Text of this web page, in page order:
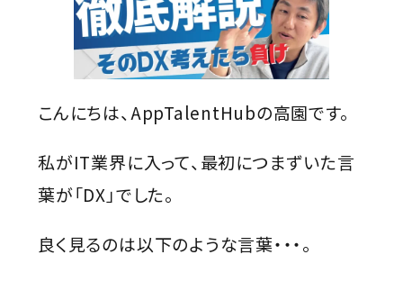
こんにちは、AppTalentHubの高園です。
私がIT業界に入って、最初につまずいた言
葉が「DX」でした。
良く見るのは以下のような言葉・・・。